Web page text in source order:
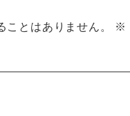
ことはありません。 ※